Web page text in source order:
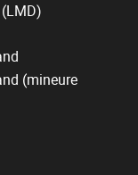
(mineure